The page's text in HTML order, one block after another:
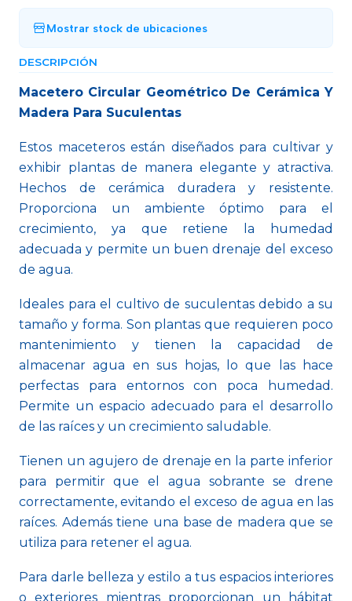
Mostrar stock de ubicaciones
DESCRIPCIÓN
Macetero Circular Geométrico De Cerámica Y
Madera Para Suculentas
Estos maceteros están diseñados para cultivar y
exhibir plantas de manera elegante y atractiva.
Hechos de cerámica duradera y resistente.
Proporciona un ambiente óptimo para el
crecimiento, ya que retiene la humedad
adecuada y permite un buen drenaje del exceso
de agua.
Ideales para el cultivo de suculentas debido a su
tamaño y forma. Son plantas que requieren poco
mantenimiento y tienen la capacidad de
almacenar agua en sus hojas, lo que las hace
perfectas para entornos con poca humedad.
Permite un espacio adecuado para el desarrollo
de las raíces y un crecimiento saludable.
Tienen un agujero de drenaje en la parte inferior
para permitir que el agua sobrante se drene
correctamente, evitando el exceso de agua en las
raíces. Además tiene una base de madera que se
utiliza para retener el agua.
Para darle belleza y estilo a tus espacios interiores
o exteriores mientras proporcionan un hábitat